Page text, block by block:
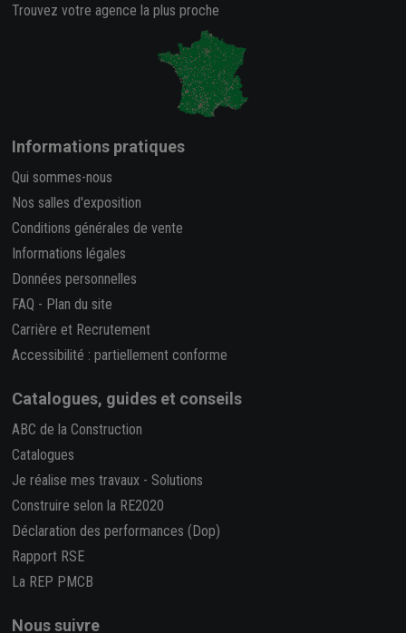
Trouvez votre agence la plus proche
Informations pratiques
Qui sommes-nous
Nos salles d'exposition
Conditions générales de vente
Informations légales
Données personnelles
FAQ - Plan du site
Carrière et Recrutement
Accessibilité : partiellement conforme
Catalogues, guides et conseils
ABC de la Construction
Catalogues
Je réalise mes travaux - Solutions
Construire selon la RE2020
Déclaration des performances (Dop)
Rapport RSE
La REP PMCB
Nous suivre